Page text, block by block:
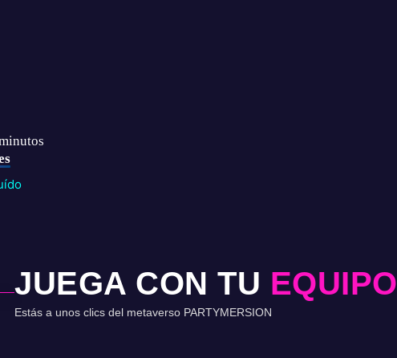
JUEGA CON TU EQUIPO
Estás a unos clics del metaverso PARTYMERSION